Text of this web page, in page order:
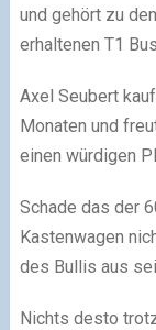
und gehört zu
erhaltenen T1
Axel Seubert
Monaten und
einen würdigen
Schade das der
Kastenwagen
des Bullis aus
Nichts desto